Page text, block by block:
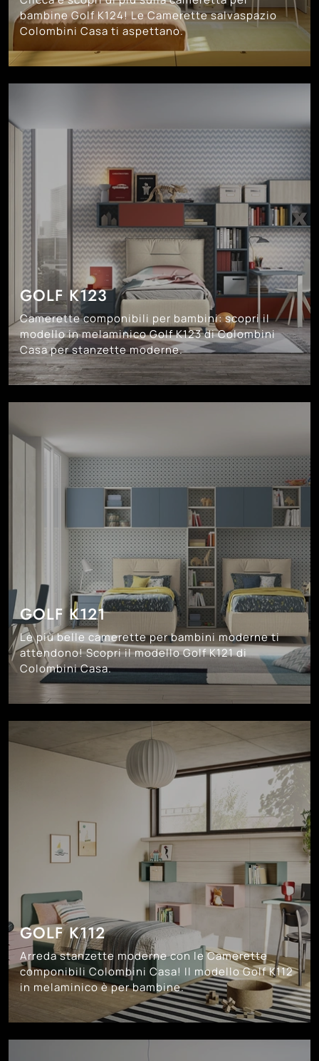
bambine Golf K124! Le Camerette salvaspazio
Colombini Casa ti aspettano.
GOLF K123
Camerette componibili per bambini: scopri il
modello in melaminico Golf K123 di Colombini
Casa per stanzette moderne.
GOLF K121
Le più belle camerette per bambini moderne ti
attendono! Scopri il modello Golf K121 di
Colombini Casa.
GOLF K112
Arreda stanzette moderne con le Camerette
componibili Colombini Casa! Il modello Golf K112
in melaminico è per bambine.